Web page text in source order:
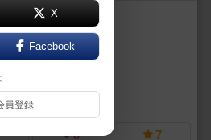
文の編集者を募集中
Christophe Leclercq）
Rochon）
Games）
0 7
X
Facebook
員登録